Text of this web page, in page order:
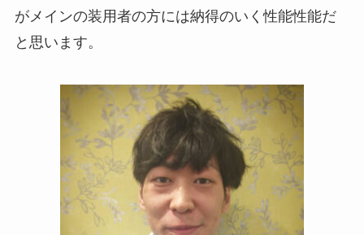
がメインの装用者の方には納得のいく性能性能だ
と思います。